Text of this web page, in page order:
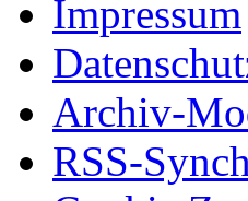
Impressum
Archiv-
RSS-